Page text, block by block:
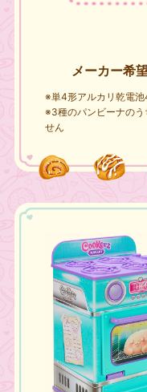
メーカー希
※単4形アルカリ乾電池
※3種のパンビーナのう
せん